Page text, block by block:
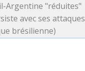
Argentine "réduites"
avec ses
brésilienne)